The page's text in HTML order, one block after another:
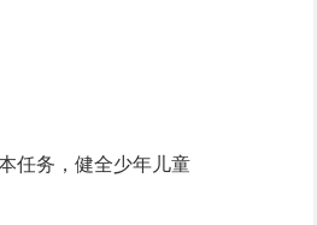
任务，健全少年儿童